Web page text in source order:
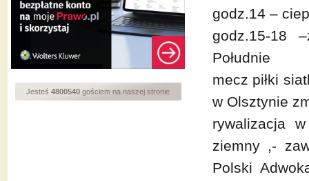
godz.14 –
godz.15-18
Południe
mecz piłki
w Olsztynie
rywalizacja
ziemny ,-
Polski
Jesteś 4800540 gościem na naszej stronie